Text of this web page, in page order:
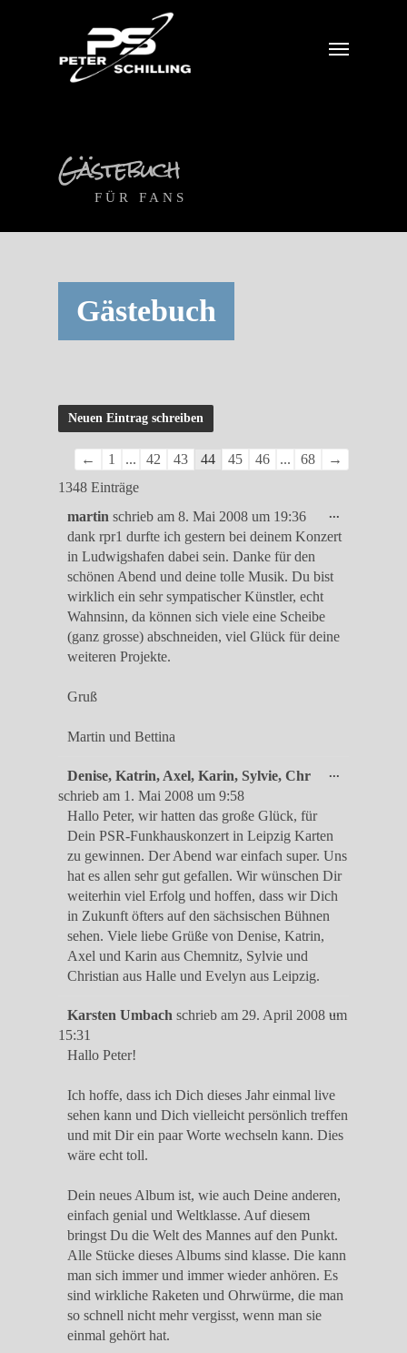
Gästebuch
FÜR FANS
Gästebuch
Navigation
der
Gästebuchliste
← 1 ... 42 43 44 45 46 ... 68
→
1348 Einträge
martinschrieb am 8. Mai 2008 um 19:36
dank rpr1 durfte ich gestern bei deinem Konzert
in Ludwigshafen dabei sein. Danke für den
schönen Abend und deine tolle Musik. Du bist
wirklich ein sehr sympatischer Künstler, echt
Wahnsinn, da können sich viele eine Scheibe
(ganz grosse) abschneiden, viel Glück für deine
weiteren Projekte.
Gruß
Martin und Bettina
...Diese
ein-/
Denise, Katrin, Axel, Karin, Sylvie, Chr
schrieb am 1. Mai 2008 um 9:58
Hallo Peter, wir hatten das große Glück, für
Dein PSR-Funkhauskonzert in Leipzig Karten
zu gewinnen. Der Abend war einfach super. Uns
hat es allen sehr gut gefallen. Wir wünschen Dir
weiterhin viel Erfolg und hoffen, dass wir Dich
in Zukunft öfters auf den sächsischen Bühnen
sehen. Viele liebe Grüße von Denise, Katrin,
Axel und Karin aus Chemnitz, Sylvie und
Christian aus Halle und Evelyn aus Leipzig.
...Diese
Karsten Umbachschrieb am 29. April 2008 um
15:31
Hallo Peter!
Ich hoffe, dass ich Dich dieses Jahr einmal live
sehen kann und Dich vielleicht persönlich treffen
und mit Dir ein paar Worte wechseln kann. Dies
wäre echt toll.
Dein neues Album ist, wie auch Deine anderen,
einfach genial und Weltklasse. Auf diesem
bringst Du die Welt des Mannes auf den Punkt.
Alle Stücke dieses Albums sind klasse. Die kann
man sich immer und immer wieder anhören. Es
sind wirkliche Raketen und Ohrwürme, die man
so schnell nicht mehr vergisst, wenn man sie
einmal gehört hat.
...Diese